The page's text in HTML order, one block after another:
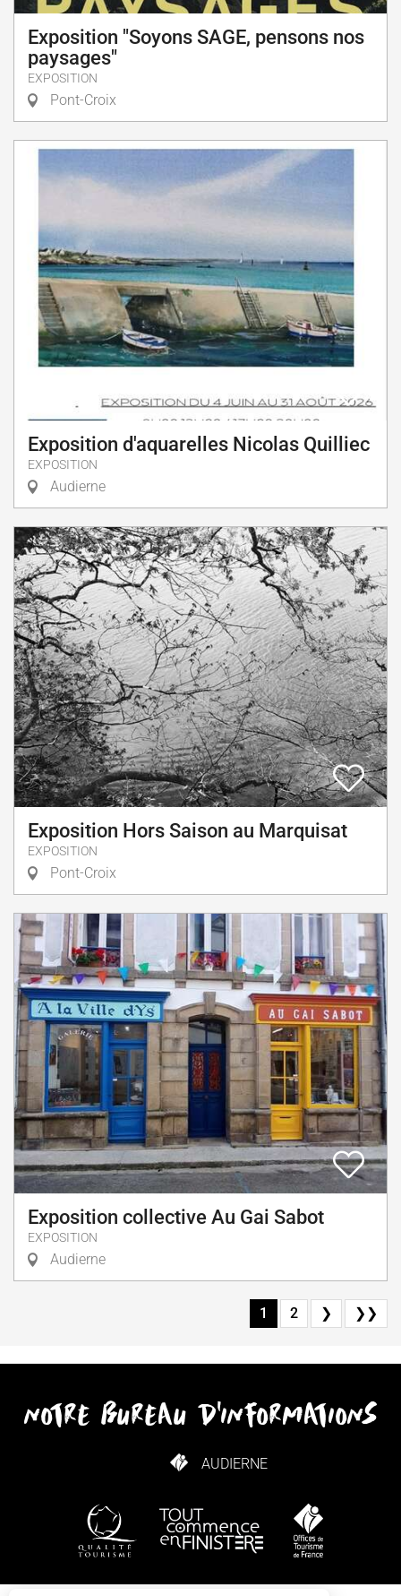
Exposition "Soyons SAGE, pensons nos
paysages"
EXPOSITION
Pont-Croix
Exposition d'aquarelles Nicolas Quilliec
EXPOSITION
Audierne
Exposition Hors Saison au Marquisat
EXPOSITION
Pont-Croix
Exposition collective Au Gai Sabot
EXPOSITION
Audierne
1 2 ❯ ❯❯
notre bureau d'informations
AUDIERNE
COMMENT VENIR ?